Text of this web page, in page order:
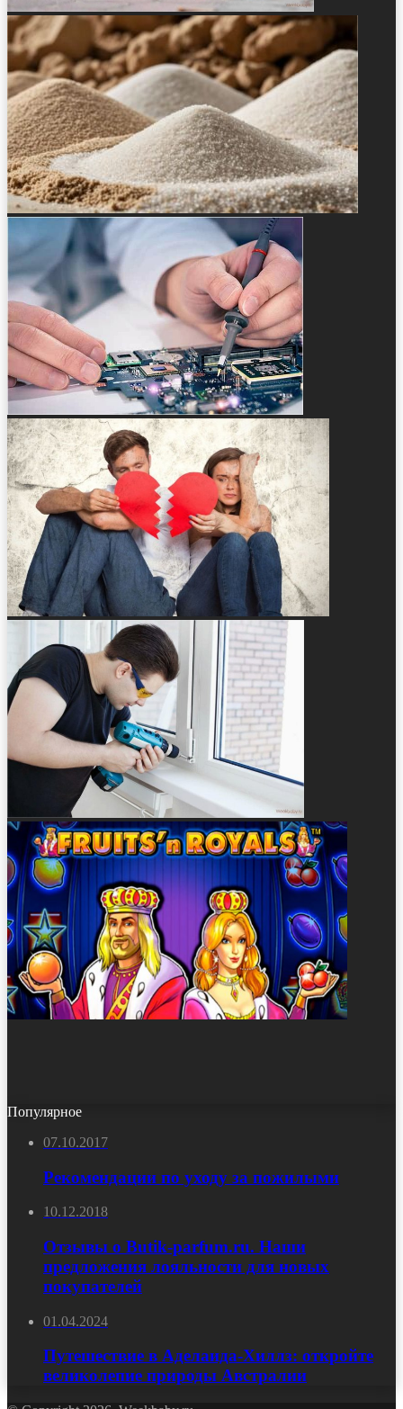
Популярное
07.10.2017
Рекомендации по уходу за пожилыми
10.12.2018
Отзывы о Butik-parfum.ru. Наши
предложения лояльности для новых
покупателей
01.04.2024
Путешествие в Аделаида-Хиллз: откройте
великолепие природы Австралии